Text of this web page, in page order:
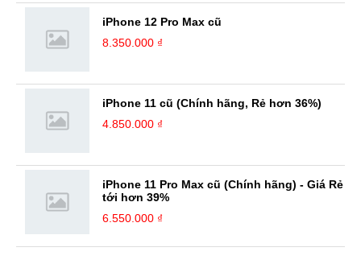
iPhone 12 Pro Max cũ
8.350.000 ₫
iPhone 11 cũ (Chính hãng, Rẻ hơn 36%)
4.850.000 ₫
iPhone 11 Pro Max cũ (Chính hãng) - Giá Rẻ
tới hơn 39%
6.550.000 ₫